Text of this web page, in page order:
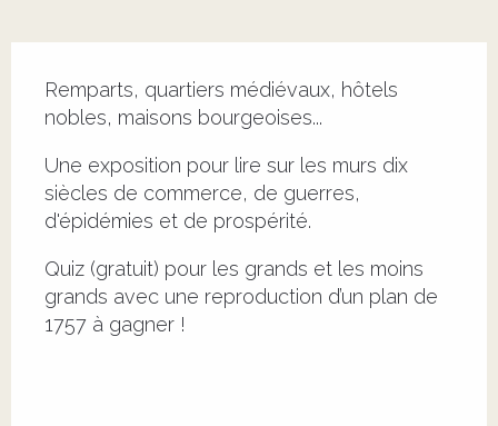
Remparts, quartiers médiévaux, hôtels
nobles, maisons bourgeoises...
Une exposition pour lire sur les murs dix
siècles de commerce, de guerres,
d'épidémies et de prospérité.
Quiz (gratuit) pour les grands et les moins
grands avec une reproduction d’un plan de
1757 à gagner !